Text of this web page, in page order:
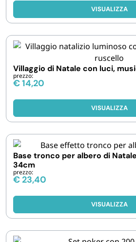
VISUALIZZA
Villaggio di Natale con luci,
prezzo:
€14,20
VISUALIZZA
Base tronco per albero di
34cm
prezzo:
€ 23,40
VISUALIZZA